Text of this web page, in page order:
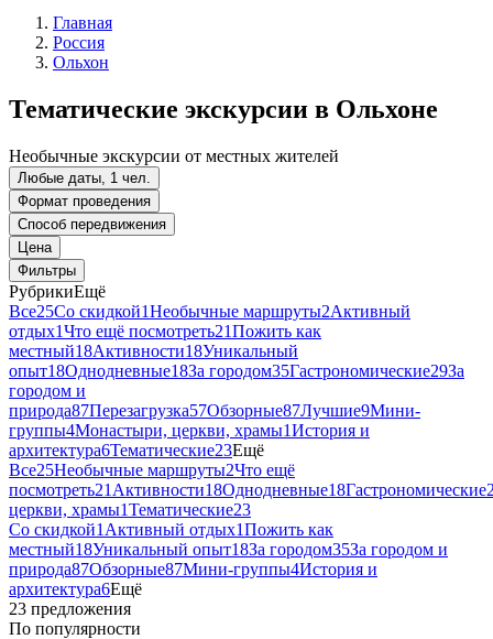
Главная
Россия
Ольхон
Тематические экскурсии в Ольхоне
Необычные экскурсии от местных жителей
Любые даты, 1 чел.
Формат проведения
Способ передвижения
Цена
Фильтры
РубрикиЕщё
Все25Со скидкой1Необычные маршруты2Активный
отдых1Что ещё посмотреть21Пожить как
местный18Активности18Уникальный
опыт18Однодневные18За городом35Гастрономические29За
городом и
природа87Перезагрузка57Обзорные87Лучшие9Мини-
группы4Монастыри, церкви, храмы1История и
архитектура6Тематические23Ещё
Все25Необычные маршруты2Что ещё
посмотреть21 Активности18Однодневные18Гастрономические
церкви, храмы1Тематические23
Со скидкой1 Активный отдых1Пожить как
местный18Уникальный опыт18За городом35За городом и
природа87Обзорные87Мини-группы4История и
архитектура6Ещё
23 предложения
По популярности